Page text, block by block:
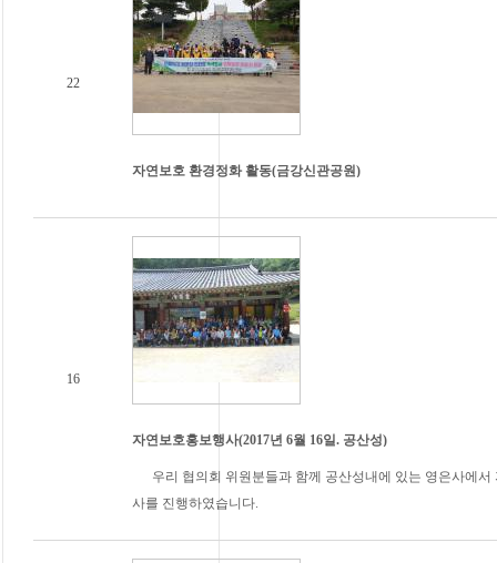
22
자연보호 환경정화 활동(금강신관공원)
16
자연보호홍보행사(2017년 6월 16일. 공산성)
우리 협의회 위원분들과 함께 공산성내에 있는 영은사에서
사를 진행하였습니다.